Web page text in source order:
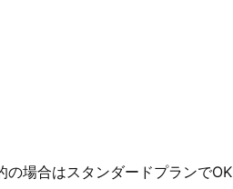
の場合はスタンダードプランでOK